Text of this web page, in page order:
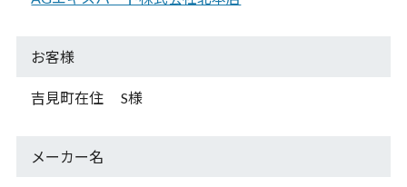
お客様
吉見町在住 S様
メーカー名